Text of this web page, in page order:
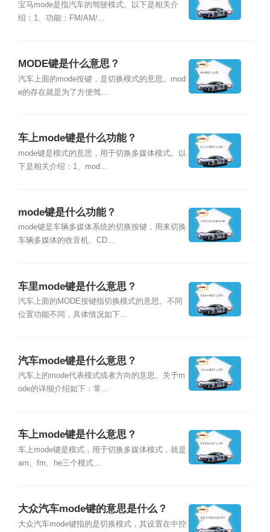
宝马mode是指汽车的驾驶模式。以下是相关介
绍：1、功能：FM/AM/...
MODE键是什么意思？
汽车上面的mode按键，是切换模式的意思。mod
e的存在就是为了方便驾...
车上mode键是什么功能？
mode键是模式的意思，用于切换多媒体模式。以
下是相关介绍：1、mod...
mode键是什么功能？
mode键是车辆多媒体系统的切换按键，用来切换
车辆多媒体的收音机、CD...
车里mode键是什么意思？
汽车上面的MODE按键指切换模式的意思。不同
位置功能不同，具体情况如下...
汽车mode键是什么意思？
汽车上的mode代表模式或者方向的意思。关于m
ode的详细介绍如下：常...
车上mode键是什么意思？
车上mode键是模式，用于切换多媒体模式，就是
am、fm、he三个模式...
大众汽车mode键的意思是什么？
大众汽车mode键指的是切换模式，其设置在中控